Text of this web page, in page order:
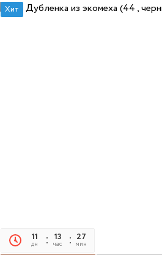
Хит
11
дн
13
час
27
мин